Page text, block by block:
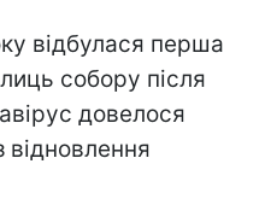
відбулася перша
собору після
довелося
відновлення